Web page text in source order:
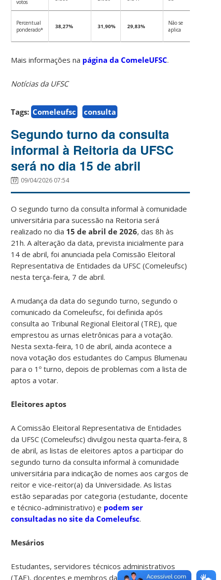
votos
Percentual
ponderado*
38,27% 31,90% 29,83%
Não se
aplica
Mais informações na página da ComeleUFSC.
Notícias da UFSC
Tags: Comeleufsc consulta
Segundo turno da consulta
informal à Reitoria da UFSC
será no dia 15 de abril
09/04/2026 07:54
O segundo turno da consulta informal à comunidade
universitária para sucessão na Reitoria será
realizado no dia 15 de abril de 2026, das 8h às
21h. A alteração da data, prevista inicialmente para
14 de abril, foi anunciada pela Comissão Eleitoral
Representativa de Entidades da UFSC (Comeleufsc)
nesta terça-feira, 7 de abril.
A mudança da data do segundo turno, segundo o
comunicado da Comeleufsc, foi definida após
consulta ao Tribunal Regional Eleitoral (TRE), que
emprestou as urnas eletrônicas para a votação.
Nesta sexta-feira, 10 de abril, ainda acontece a
nova votação dos estudantes do Campus Blumenau
para o 1º turno, depois de problemas com a lista de
aptos a votar.
Eleitores aptos
A Comissão Eleitoral Representativa de Entidades
da UFSC (Comeleufsc) divulgou nesta quarta-feira, 8
de abril, as listas de eleitores aptos a participar do
segundo turno da consulta informal à comunidade
universitária para indicação de nomes aos cargos de
reitor e vice-reitor(a) da Universidade. As listas
estão separadas por categoria (estudante, docente
e técnico-administrativo) e podem ser
consultadas no site da Comeleufsc.
Mesários
Estudantes, servidores técnicos administrativos
(TAE), docentes e membros da comunidade externa